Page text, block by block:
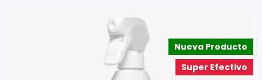
Nueva Producto
Super Efectivo